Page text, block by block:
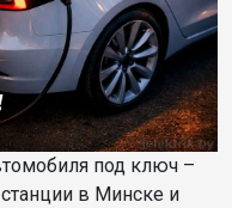
под ключ –
в Минске и